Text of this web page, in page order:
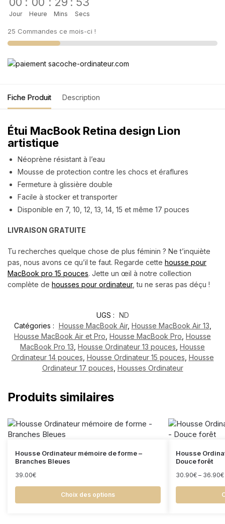
Jour Heure Mins Secs
25 Commandes ce mois-ci !
Fiche Produit Description
Étui MacBook Retina design Lion
artistique
Néoprène résistant à l’eau
Mousse de protection contre les chocs et éraflures
Fermeture à glissière double
Facile à stocker et transporter
Disponible en 7, 10, 12, 13, 14, 15 et même 17 pouces
LIVRAISON GRATUITE
Tu recherches quelque chose de plus féminin ? Ne t’inquiète
pas, nous avons ce qu’il te faut. Regarde cette housse pour
MacBook pro 15 pouces. Jette un œil à notre collection
complète de housses pour ordinateur, tu ne seras pas déçu !
UGS : ND
Catégories : Housse MacBook Air, Housse MacBook Air 13
Housse MacBook Air et Pro Housse MacBook Pro Housse
MacBook Pro 13 Housse Ordinateur 13 pouces Housse
Ordinateur 14 pouces Housse Ordinateur 15 pouces Housse
Ordinateur 17 pouces Housses Ordinateur
Produits similaires
Housse Ordinateur mémoire de forme –
Branches Bleues
39.00€
Choix des options
Housse
Douce forêt
30.90€ – 36.90€